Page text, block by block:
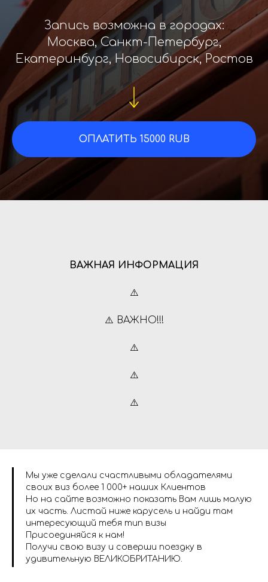
Запись возможна в городах:
Москва, Санкт-Петербург,
Екатеринбург, Новосибирск, Ростов
ОПЛАТИТЬ 15000 RUB
ВАЖНАЯ ИНФОРМАЦИЯ
⚠️
⚠️ ВАЖНО!!!
⚠️
⚠️
⚠️
Мы уже сделали счастливыми обладателями
своих виз более 1 000+ наших Клиентов
Но на сайте возможно показать Вам лишь малую
их часть. Листай ниже карусель и найди там
интересующий тебя тип визы
Присоединяйся к нам!
Получи свою визу и соверши поездку в
удивительную ВЕЛИКОБРИТАНИЮ.